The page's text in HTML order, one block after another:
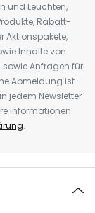
und Leuchten,
Rabatt-
Aktionspakete,
Inhalte von
Anfragen für
Abmeldung ist
jedem Newsletter
Informationen
.